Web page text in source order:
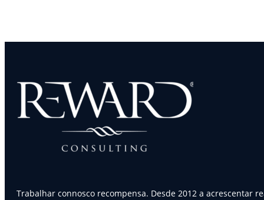
Trabalhar connosco recompensa. Desde 2012 a acrescentar